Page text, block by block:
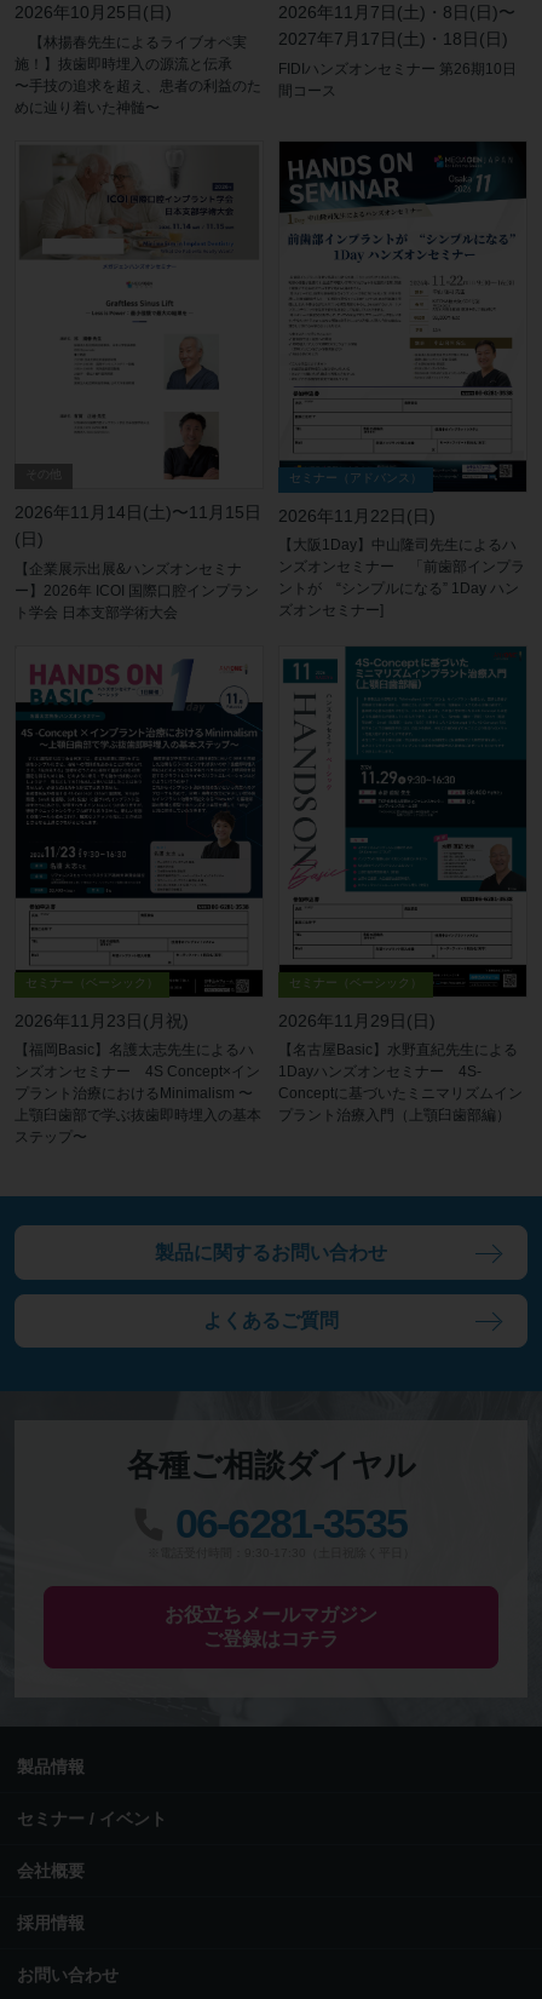
2026年10月25日(日)
【林揚春先生によるライブオペ実
施！】抜歯即時埋入の源流と伝承
〜手技の追求を超え、患者の利益のた
めに辿り着いた神髄〜
2026年11月7日(土)・8日(日)〜
2027年7月17日(土)・18日(日)
FIDIハンズオンセミナー 第26期10日
間コース
2026年11月14日(土)〜11月15日
(日)
【企業展示出展&ハンズオンセミナ
ー】2026年 ICOI 国際口腔インプラン
ト学会 日本支部学術大会
セミナー（アドバンス）
2026年11月22日(日)
【大阪1Day】中山隆司先生によるハ
ンズオンセミナー 「前歯部インプラ
ントが “シンプルになる” 1Day ハン
ズオンセミナー]
セミナー（ベーシック）
2026年11月23日(月祝)
【福岡Basic】名護太志先生によるハ
ンズオンセミナー 4S Concept×イン
プラント治療におけるMinimalism 〜
上顎臼歯部で学ぶ抜歯即時埋入の基本
ステップ〜
セミナー（ベーシック）
2026年11月29日(日)
【名古屋Basic】水野直紀先生による
1Dayハンズオンセミナー 4S-
Conceptに基づいたミニマリズムイン
プラント治療入門（上顎臼歯部編）
製品に関するお問い合わせ
よくあるご質問
各種ご相談ダイヤル
06-6281-3535
お役立ちメールマガジン
ご登録はコチラ
製品情報
セミナー / イベント
会社概要
採用情報
お問い合わせ